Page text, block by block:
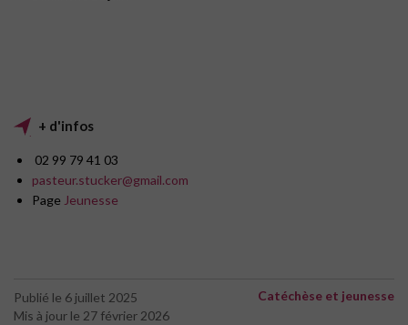
+ d'infos
02 99 79 41 03
pasteur.stucker@gmail.com
Page Jeunesse
Publié le 6 juillet 2025
Mis à jour le 27 février 2026
Catéchèse et jeunesse